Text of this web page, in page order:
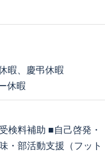
暇、慶弔休暇
休暇
検料補助 ■自己啓発・
・部活動支援（フット